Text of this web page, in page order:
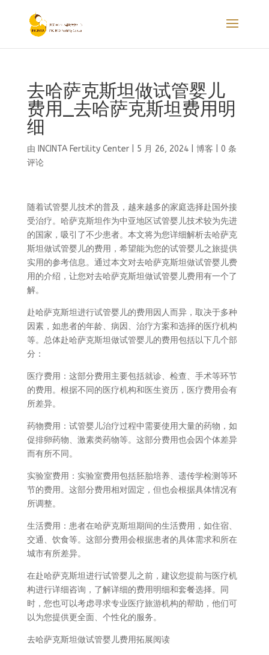
去哈萨克斯坦做试管婴儿
费用_去哈萨克斯坦费用明
细
由 INCINTA Fertility Center| 5 月 26, 2024| 博客
0 条
评论
随着试管婴儿技术的普及，越来越多的家庭选择赴国外接
受治疗。哈萨克斯坦作为中亚地区试管婴儿技术较为先进
的国家，吸引了不少患者。本文将为您详细解析去哈萨克
斯坦做试管婴儿的费用，希望能为您的试管婴儿之旅提供
实用的参考信息。通过本文对去哈萨克斯坦做试管婴儿费
用的介绍，让您对去哈萨克斯坦做试管婴儿费用有一个了
解。
赴哈萨克斯坦进行试管婴儿的费用因人而异，取决于多种
因素，如患者的年龄、病因、治疗方案和选择的医疗机构
等。总体赴哈萨克斯坦做试管婴儿的费用包括以下几个部
分：
医疗费用：这部分费用主要包括就诊、检查、手术等环节
的费用。根据不同的医疗机构和医生资历，医疗费用会有
所差异。
药物费用：试管婴儿治疗过程中需要使用大量的药物，如
促排卵药物、激素类药物等。这部分费用也会因个体差异
而有所不同。
实验室费用：实验室费用包括胚胎培养、遗传学检测等环
节的费用。这部分费用相对固定，但也会根据具体情况有
所调整。
生活费用：患者在哈萨克斯坦期间的生活费用，如住宿、
交通、饮食等。这部分费用会根据患者的具体需求和所在
城市有所差异。
在赴哈萨克斯坦进行试管婴儿之前，建议您提前与医疗机
构进行详细咨询，了解详细的费用明细和套餐选择。同
时，您也可以考虑寻求专业医疗旅游机构的帮助，他们可
以为您提供更全面、个性化的服务。
去哈萨克斯坦做试管婴儿费用拓展阅读